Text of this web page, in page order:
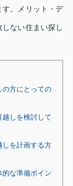
。メリット・デ
ない住まい探し
の方にとっての
越しを検討して
しを計画する方
的な準備ポイン